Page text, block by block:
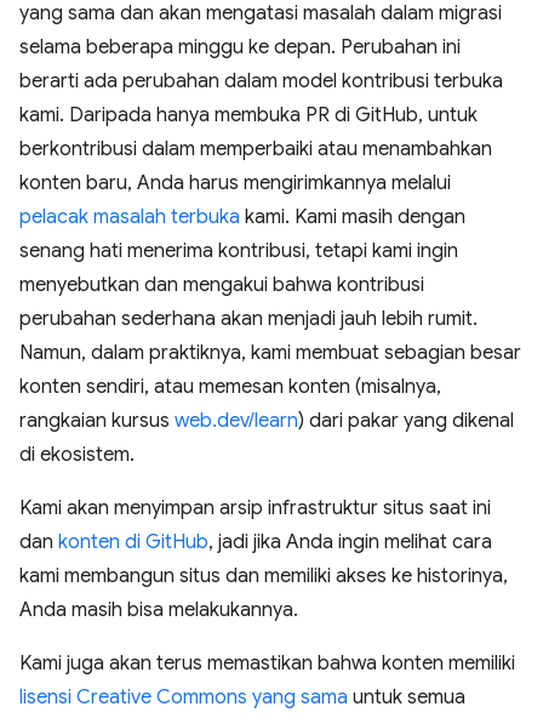
yang sama dan akan mengatasi masalah dalam migrasi
selama beberapa minggu ke depan. Perubahan ini
berarti ada perubahan dalam model kontribusi terbuka
kami. Daripada hanya membuka PR di GitHub, untuk
berkontribusi dalam memperbaiki atau menambahkan
konten baru, Anda harus mengirimkannya melalui
pelacak masalah terbuka kami. Kami masih dengan
senang hati menerima kontribusi, tetapi kami ingin
menyebutkan dan mengakui bahwa kontribusi
perubahan sederhana akan menjadi jauh lebih rumit.
Namun, dalam praktiknya, kami membuat sebagian besar
konten sendiri, atau memesan konten (misalnya,
rangkaian kursus web.dev/learn) dari pakar yang dikenal
di ekosistem.
Kami akan menyimpan arsip infrastruktur situs saat ini
dan konten di GitHub, jadi jika Anda ingin melihat cara
kami membangun situs dan memiliki akses ke historinya,
Anda masih bisa melakukannya.
Kami juga akan terus memastikan bahwa konten memiliki
lisensi Creative Commons yang sama untuk semua